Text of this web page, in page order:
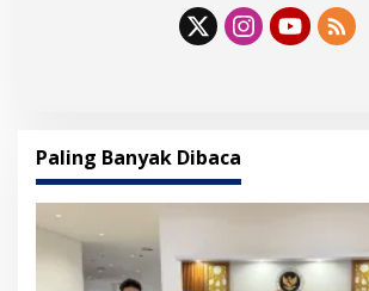
Paling Banyak Dibaca